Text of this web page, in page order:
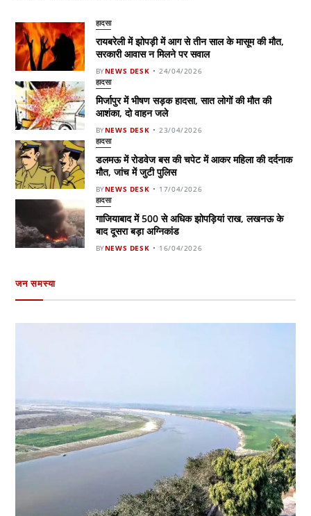
हादसा
रायबरेली में झोपड़ी में आग से तीन साल के मासूम की मौत,
सरकारी आवास न मिलने पर सवाल
BYNEWS DESK 24/04/2026
हादसा
मिर्जापुर में भीषण सड़क हादसा, सात लोगों की मौत की
आशंका, दो वाहन जले
BYNEWS DESK 23/04/2026
हादसा
डलमऊ में रोडवेज बस की चपेट में आकर महिला की दर्दनाक
मौत, जांच में जुटी पुलिस
BYNEWS DESK 17/04/2026
हादसा
गाजियाबाद में 500 से अधिक झोपड़ियां राख, लखनऊ के
बाद दूसरा बड़ा अग्निकांड
BYNEWS DESK 16/04/2026
जन समस्या